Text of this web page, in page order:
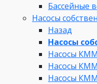
Бассейные
Насосы
Назад
Насосы
Насосы КММ
Насосы
Насосы